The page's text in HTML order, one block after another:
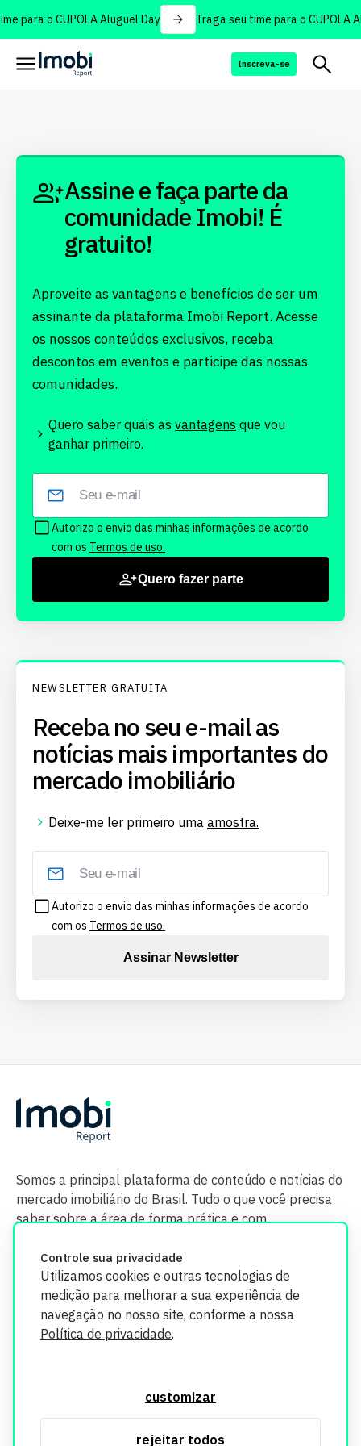
para o CUPOLA Aluguel Day Traga seu time para o CUPOLA
Inscreva-se
Controle sua privacidade
Utilizamos cookies e outras tecnologias de
medição para melhorar a sua experiência de
navegação no nosso site, conforme a nossa
Política de privacidade.
customizar
rejeitar todos
Assine e faça parte da
comunidade Imobi! É
gratuito!
Aproveite as vantagens e benefícios de ser um
assinante da plataforma Imobi Report. Acesse
os nossos conteúdos exclusivos, receba
descontos em eventos e participe das nossas
comunidades.
Quero saber quais as vantagens que vou
ganhar primeiro.
Autorizo o envio das minhas informações de acordo
com os Termos de uso.
Quero fazer parte
NEWSLETTER GRATUITA
Receba no seu e-mail as
notícias mais importantes do
mercado imobiliário
Deixe-me ler primeiro uma amostra.
Autorizo o envio das minhas informações de acordo
com os Termos de uso.
Assinar Newsletter
Somos a principal plataforma de conteúdo e notícias do
mercado imobiliário do Brasil. Tudo o que você precisa
saber sobre a área de forma prática e com
segurança. Todos os dados coletados em nosso site são
utilizados exclusivamente para fins de aprimoramento de
informações, consulte nossa Política de Privacidade.